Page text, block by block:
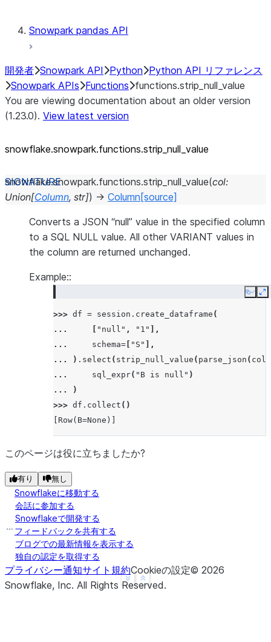
Snowpark pandas API
開発者 Snowpark API Python Python API リファレンス
Snowpark APIs Functions functions.strip_null_value
You are viewing documentation about an older version
(1.23.0). View latest version
snowflake.snowpark.functions.strip_ null_ value
snowflake.snowpark.functions.strip_null_value(col:
Union[Column, str]) → Column [source]
Converts a JSON “null” value in the specified column
to a SQL NULL value. All other VARIANT values in
the column are returned unchanged.
Example::
Copy
>>> df = session . create_dataframe (
...
"null" , "1"
],
...
schema= "S"
],
...
) . select ( strip_null_value ( parse_json ( col
...
sql_expr( "B is null" )
...
)
>>> df . collect ()
[Row(B=None)]
Show less
See more
このページは役に立ちましたか?
有り 無し
Snowflakeに移動する
会話に参加する
Snowflakeで開発する
フィードバックを共有する
ブログでの最新情報を表示する
独自の認定を取得する
プライバシー通知サイト規約Cookieの設定© 2026
Snowflake, Inc. All Rights Reserved.